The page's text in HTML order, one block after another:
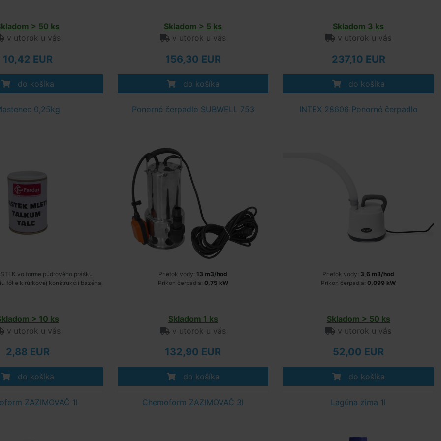
> 50 ks
v utorok u vás
10,42 EUR
do košíka
Skladom > 5 ks
v utorok u vás
156,30 EUR
do košíka
Skladom 3 ks
v utorok u vás
237,10 EUR
do košíka
0,25kg
vo forme púdrového prášku
fólie k rúrkovej konštrukcii bazéna.
> 10 ks
v utorok u vás
2,88 EUR
do košíka
Ponorné čerpadlo SUBWELL 753
Prietok vody: 13 m3/hod
Príkon čerpadla: 0,75 kW
Skladom 1 ks
v utorok u vás
132,90 EUR
do košíka
INTEX 28606 Ponorné čerpadlo
Prietok vody: 3,6 m3/hod
Príkon čerpadla: 0,099 kW
Skladom > 50 ks
v utorok u vás
52,00 EUR
do košíka
ZAZIMOVAČ 1l Chemoform ZAZIMOVAČ 3l Lagúna zima 1l